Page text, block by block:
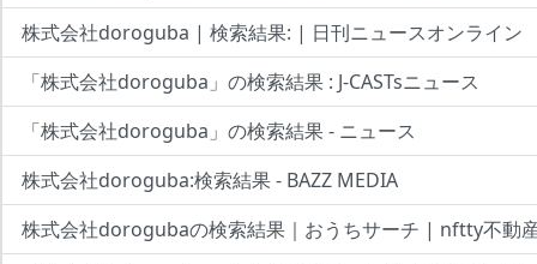
株式会社doroguba | 検索結果: | 日刊ニュースオンライン
「株式会社doroguba」の検索結果 : J-CASTsニュース
「株式会社doroguba」の検索結果 - ニュース
株式会社doroguba:検索結果 - BAZZ MEDIA
株式会社dorogubaの検索結果｜おうちサーチ | nftty不動